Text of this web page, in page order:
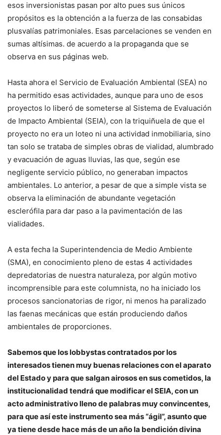
esos inversionistas pasan por alto pues sus únicos
propósitos es la obtención a la fuerza de las consabidas
plusvalías patrimoniales. Esas parcelaciones se venden en
sumas altísimas. de acuerdo a la propaganda que se
observa en sus páginas web.
Hasta ahora el Servicio de Evaluación Ambiental (SEA) no
ha permitido esas actividades, aunque para uno de esos
proyectos lo liberó de someterse al Sistema de Evaluación
de Impacto Ambiental (SEIA), con la triquiñuela de que el
proyecto no era un loteo ni una actividad inmobiliaria, sino
tan solo se trataba de simples obras de vialidad, alumbrado
y evacuación de aguas lluvias, las que, según ese
negligente servicio público, no generaban impactos
ambientales. Lo anterior, a pesar de que a simple vista se
observa la eliminación de abundante vegetación
esclerófila para dar paso a la pavimentación de las
vialidades.
A esta fecha la Superintendencia de Medio Ambiente
(SMA), en conocimiento pleno de estas 4 actividades
depredatorias de nuestra naturaleza, por algún motivo
incomprensible para este columnista, no ha iniciado los
procesos sancionatorias de rigor, ni menos ha paralizado
las faenas mecánicas que están produciendo daños
ambientales de proporciones.
Sabemos que los lobbystas contratados por los
interesados tienen muy buenas relaciones con el aparato
del Estado y para que salgan airosos en sus cometidos, la
institucionalidad tendrá que modificar el SEIA, con un
acto administrativo lleno de palabras muy convincentes,
para que así este instrumento sea más “ágil”, asunto que
ya tiene desde hace más de un año la bendición divina